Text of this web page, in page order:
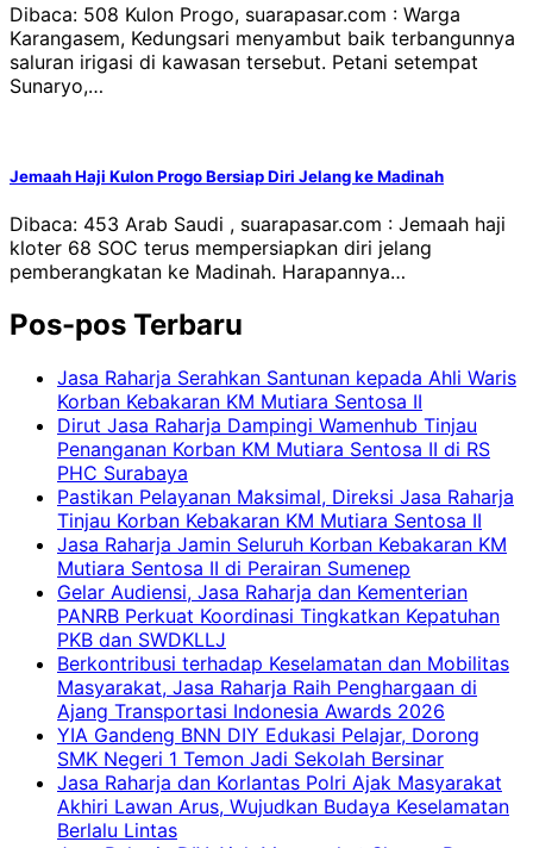
Dibaca: 508 Kulon Progo, suarapasar.com : Warga
Karangasem, Kedungsari menyambut baik terbangunnya
saluran irigasi di kawasan tersebut. Petani setempat
Sunaryo,…
Jemaah Haji Kulon Progo Bersiap Diri Jelang ke Madinah
Dibaca: 453 Arab Saudi , suarapasar.com : Jemaah haji
kloter 68 SOC terus mempersiapkan diri jelang
pemberangkatan ke Madinah. Harapannya…
Pos-pos Terbaru
Jasa Raharja Serahkan Santunan kepada Ahli Waris
Korban Kebakaran KM Mutiara Sentosa II
Dirut Jasa Raharja Dampingi Wamenhub Tinjau
Penanganan Korban KM Mutiara Sentosa II di RS
PHC Surabaya
Pastikan Pelayanan Maksimal, Direksi Jasa Raharja
Tinjau Korban Kebakaran KM Mutiara Sentosa II
Jasa Raharja Jamin Seluruh Korban Kebakaran KM
Mutiara Sentosa II di Perairan Sumenep
Gelar Audiensi, Jasa Raharja dan Kementerian
PANRB Perkuat Koordinasi Tingkatkan Kepatuhan
PKB dan SWDKLLJ
Berkontribusi terhadap Keselamatan dan Mobilitas
Masyarakat, Jasa Raharja Raih Penghargaan di
Ajang Transportasi Indonesia Awards 2026
YIA Gandeng BNN DIY Edukasi Pelajar, Dorong
SMK Negeri 1 Temon Jadi Sekolah Bersinar
Jasa Raharja dan Korlantas Polri Ajak Masyarakat
Akhiri Lawan Arus, Wujudkan Budaya Keselamatan
Berlalu Lintas